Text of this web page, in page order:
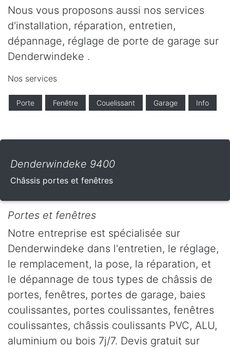
Nous vous proposons aussi nos services
d'installation, réparation, entretien,
dépannage, réglage de porte de garage sur
Denderwindeke .
Nos services
Porte Fenêtre Couelissant Garage Info
Denderwindeke 9400
Châssis portes et fenêtres
Portes et fenêtres
Notre entreprise est spécialisée sur
Denderwindeke dans l'entretien, le réglage,
le remplacement, la pose, la réparation, et
le dépannage de tous types de châssis de
portes, fenêtres, portes de garage, baies
coulissantes, portes coulissantes, fenêtres
coulissantes, châssis coulissants PVC, ALU,
aluminium ou bois 7j/7. Devis gratuit sur